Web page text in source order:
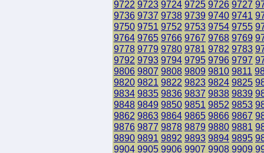
9722 9723 9724 9725 9726 9727
9736 9737 9738 9739 9740 9741
9750 9751 9752 9753 9754 9755
9764 9765 9766 9767 9768 9769
9778 9779 9780 9781 9782 9783
9792 9793 9794 9795 9796 9797
9806 9807 9808 9809 9810 9811
9820 9821 9822 9823 9824 9825
9834 9835 9836 9837 9838 9839
9848 9849 9850 9851 9852 9853
9862 9863 9864 9865 9866 9867
9876 9877 9878 9879 9880 9881
9890 9891 9892 9893 9894 9895
9904 9905 9906 9907 9908 9909